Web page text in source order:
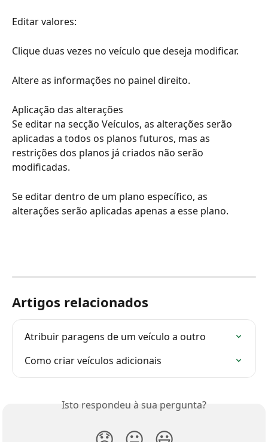
Editar valores:
Clique duas vezes no veículo que deseja modificar.
Altere as informações no painel direito.
Aplicação das alterações
Se editar na secção Veículos, as alterações serão
aplicadas a todos os planos futuros, mas as
restrições dos planos já criados não serão
modificadas.
Se editar dentro de um plano específico, as
alterações serão aplicadas apenas a esse plano.
Artigos relacionados
Atribuir paragens de um veículo a outro
Como criar veículos adicionais
Isto respondeu à sua pergunta?